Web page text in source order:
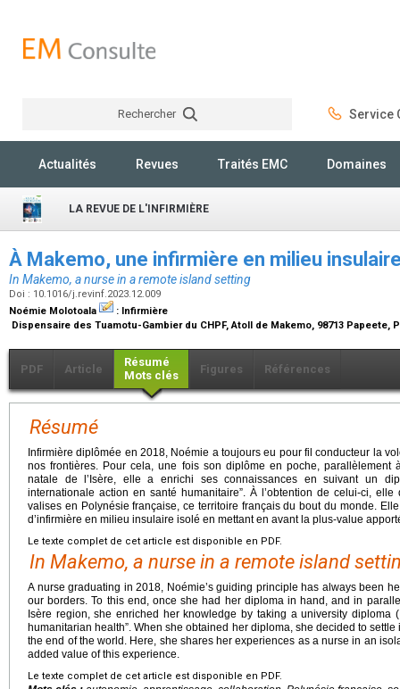
Rechercher Service
Actualités Revues Traités EMC Domaines
LA REVUE DE L'INFIRMIÈRE
À Makemo, une infirmière en milieu
In Makemo, a nurse in a remote island setting
Doi : 10.1016/j.revinf.2023.12.009
Noémie Molotoala
: Infirmière
Dispensaire des Tuamotu-Gambier du CHPF, Atoll de Makemo, 98713
PDF Article
Résumé
Mots clés
Figures Références
Résumé
Infirmière diplômée en 2018, Noémie a toujours eu pour fil conducteur la
nos frontières. Pour cela, une fois son diplôme en poche, parallèlement
natale de l’Isère, elle a enrichi ses connaissances en suivant un
internationale action en santé humanitaire”. À l’obtention de celui-ci,
valises en Polynésie française, ce territoire français du bout du monde.
d’infirmière en milieu insulaire isolé en mettant en avant la plus-value
Le texte complet de cet article est disponible en PDF.
In Makemo, a nurse in a remote island
A nurse graduating in 2018, Noémie’s guiding principle has always been
our borders. To this end, once she had her diploma in hand, and in
Isère region, she enriched her knowledge by taking a university diploma
humanitarian health”. When she obtained her diploma, she decided to
the end of the world. Here, she shares her experiences as a nurse in an
added value of this experience.
Le texte complet de cet article est disponible en PDF.